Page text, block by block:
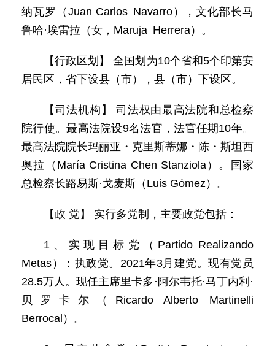
纳瓦罗（Juan Carlos Navarro），文化部长马
鲁哈·埃雷拉（女，Maruja Herrera）。
【行政区划】 全国划为10个省和5个印第安
居民区，省下设县（市），县（市）下设区。
【司法机构】 司法权由最高法院和总检察
院行使。最高法院设9名法官，法官任期10年。
最高法院院长玛丽亚・克里斯蒂娜・陈・斯坦西
奥拉（María Cristina Chen Stanziola）。国家
总检察长路易斯·戈麦斯（Luis Gómez）。
【政 党】 实行多党制，主要政党包括：
1、实现目标党（Partido Realizando
Metas）：执政党。2021年3月建党。现有党员
28.5万人。现任主席里卡多·阿尔韦托·马丁内利·
贝罗卡尔（Ricardo Alberto Martinelli
Berrocal）。